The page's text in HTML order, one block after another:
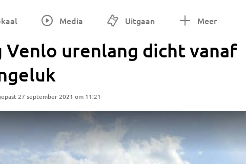
Media Uitgaan Meer
urenlang dicht vanaf
27 september 2021 om 11:21